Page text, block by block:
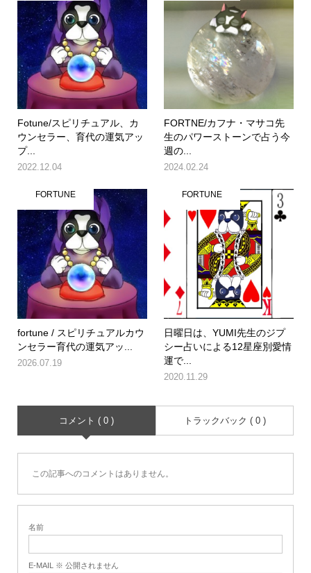
Fotune/スピリチュアル、カ
ウンセラー、育代の運気アッ
プ...
2022.12.04
FORTNE/カフナ・マサコ先
生のパワーストーンで占う今
週の...
2024.02.24
FORTUNE
fortune / スピリチュアルカウ
ンセラー育代の運気アッ...
2026.07.19
FORTUNE
日曜日は、YUMI先生のジプ
シー占いによる12星座別愛情
運で...
2020.11.29
コメント ( 0 ) トラックバック ( 0 )
この記事へのコメントはありません。
名前
E-MAIL ※ 公開されません